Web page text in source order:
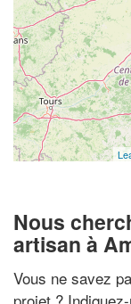
Nous
artisan à
Vous ne savez
projet ?